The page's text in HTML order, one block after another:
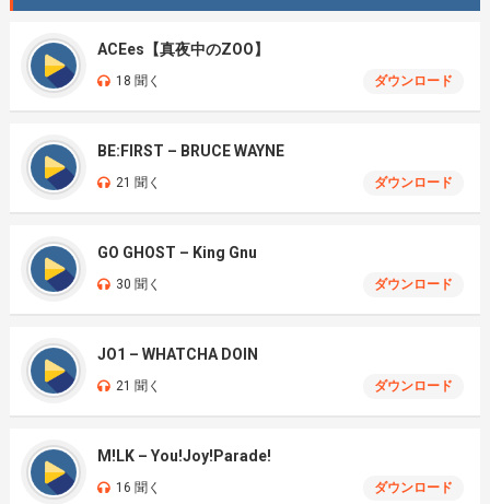
ACEes【真夜中のZOO】
18 聞く ダウンロード
BE:FIRST – BRUCE WAYNE
21 聞く ダウンロード
GO GHOST – King Gnu
30 聞く ダウンロード
JO1 – WHATCHA DOIN
21 聞く ダウンロード
M!LK – You!Joy!Parade!
16 聞く ダウンロード